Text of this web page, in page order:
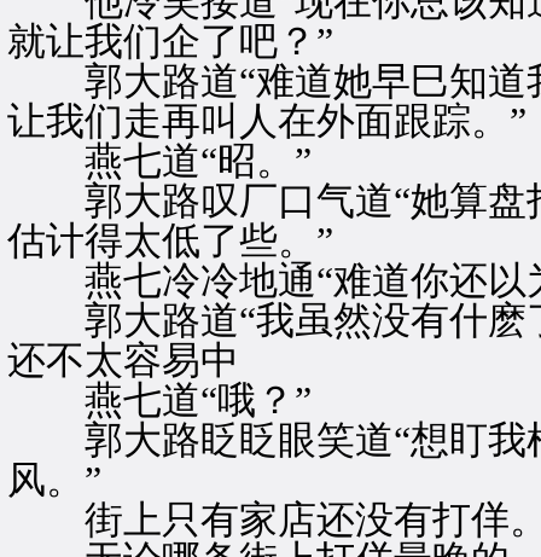
就让我们企了吧？”
郭大路道“难道她早巳知道
让我们走再叫人在外面跟踪。”
燕七道“昭。”
郭大路叹厂口气道“她算盘
估计得太低了些。”
燕七冷冷地通“难道你还以
郭大路道“我虽然没有什麽
还不太容易中
燕七道“哦？”
郭大路眨眨眼笑道“想盯我
风。”
街上只有家店还没有打佯